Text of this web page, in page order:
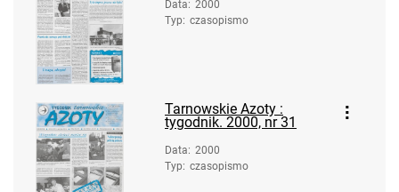
Tarnowskie Azoty : tygodnik Zakładów
Azotowych im. Feliksa Dzierżyńskiego
w Tarnowie. 1983, nr 18
Azotowych im. Feliksa Dzierżyńskiego
w Tarnowie. 1983, nr 19
Tarnowskie Azoty : tygodnik Zakładów
Azotowych im. Feliksa Dzierżyńskiego
Data: 2000
Typ: czasopismo
Tarnowskie Azoty :
tygodnik. 2000, nr 31
Data: 2000
Typ: czasopismo